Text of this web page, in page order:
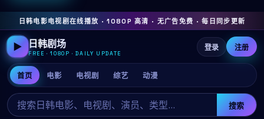
日韩电影电视剧在线播放 · 1080P 高清 · 无广告免费 · 每日同步更新
▶ 日韩剧场
FREE · 1080P · DAILY UPDATE
首页 电影 电视剧 综艺 动漫
搜索
登录 注册